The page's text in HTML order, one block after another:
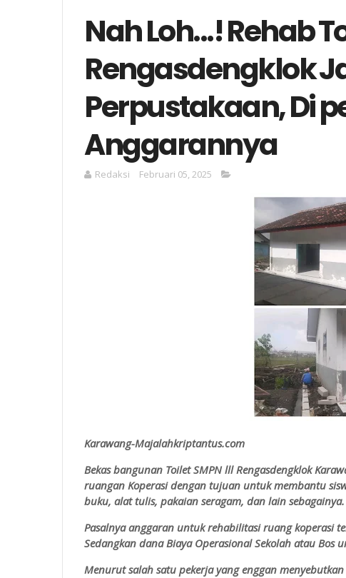
Nah Loh...! Rehab
Rengasdengklok
Perpustakaan, Di
Anggarannya
Redaksi Februari 05, 2025
Karawang-Majalahkriptantus.com
Bekas bangunan Toilet SMPN lll Rengasdengklok
ruangan Koperasi dengan tujuan untuk membantu
buku, alat tulis, pakaian seragam, dan lain
Pasalnya anggaran untuk rehabilitasi ruang koperasi
Sedangkan dana Biaya Operasional Sekolah atau
Menurut salah satu pekerja yang enggan